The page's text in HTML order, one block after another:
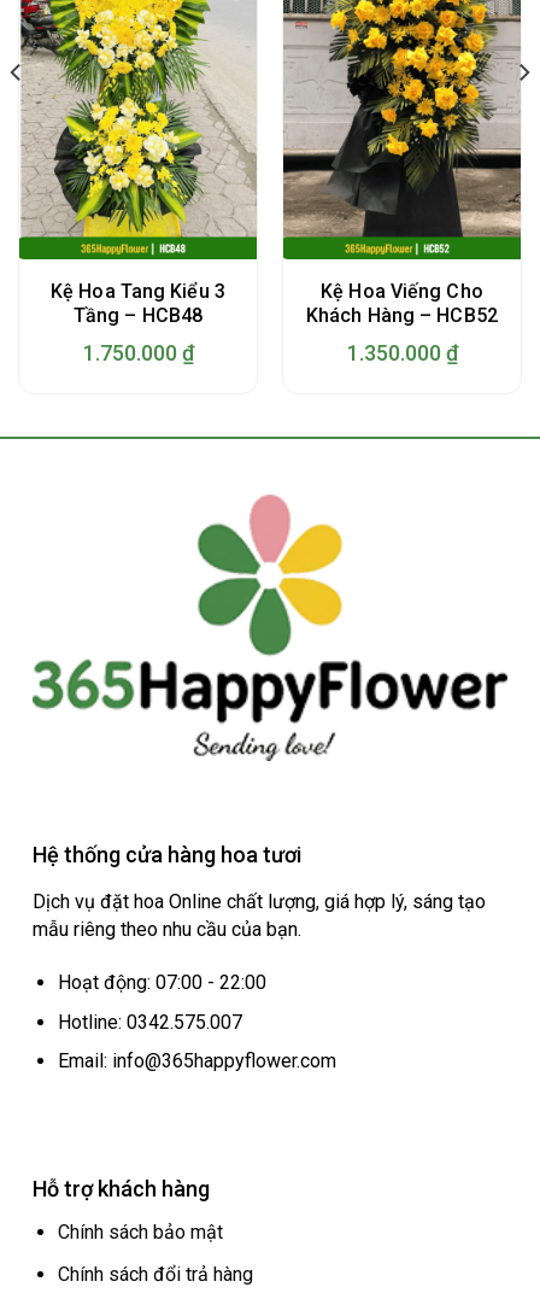
Kệ Hoa Tang Kiểu 3
Tầng – HCB48
1.750.000 ₫
Kệ Hoa Viếng Cho
Khách Hàng – HCB52
1.350.000 ₫
Hệ thống cửa hàng hoa tươi
Dịch vụ đặt hoa Online chất lượng, giá hợp lý, sáng tạo
mẫu riêng theo nhu cầu của bạn.
Hoạt động: 07:00 - 22:00
Hotline: 0342.575.007
Email: info@365happyflower.com
Hỗ trợ khách hàng
Chính sách bảo mật
Chính sách đổi trả hàng